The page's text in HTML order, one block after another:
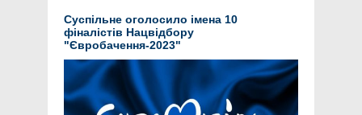
Суспільне оголосило імена 10
фіналістів Нацвідбору
"Євробачення-2023"